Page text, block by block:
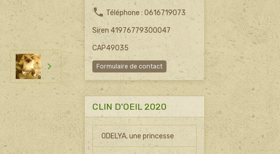
Téléphone : 0616719073
Siren 41976779300047
CAP49035
Formulaire de contact
CLIN D'OEIL 2020
ODELYA, une princesse